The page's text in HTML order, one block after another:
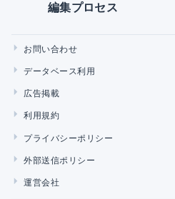
編集プロセス
お問い合わせ
データベース利用
広告掲載
利用規約
プライバシーポリシー
外部送信ポリシー
運営会社